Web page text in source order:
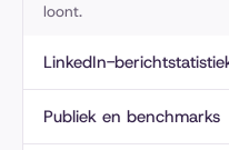
loont.
LinkedIn-
Publiek en benchmarks